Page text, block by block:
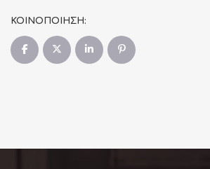
ΚΟΙΝΟΠΟΙΗΣΗ: